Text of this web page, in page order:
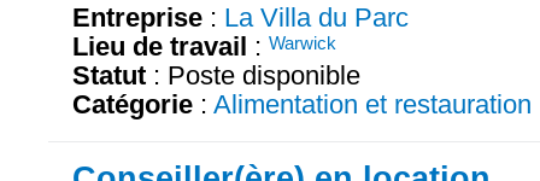
Entreprise : La Villa du Parc
Lieu de travail : Warwick
Statut : Poste disponible
Catégorie : Alimentation et restauration